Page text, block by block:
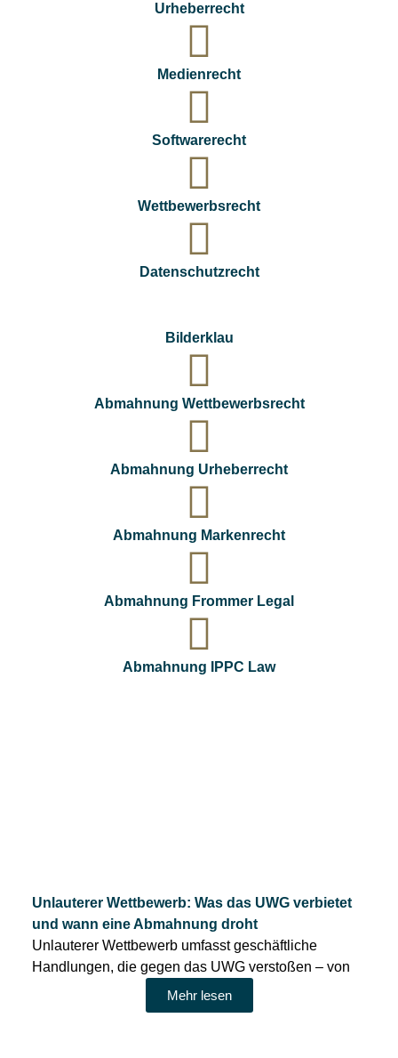
Urheberrecht
Medienrecht
Softwarerecht
Wettbewerbsrecht
Datenschutzrecht
Bilderklau
Abmahnung Wettbewerbsrecht
Abmahnung Urheberrecht
Abmahnung Markenrecht
Abmahnung Frommer Legal
Abmahnung IPPC Law
Unlauterer Wettbewerb: Was das UWG verbietet
und wann eine Abmahnung droht
Unlauterer Wettbewerb umfasst geschäftliche
Handlungen, die gegen das UWG verstoßen – von
Mehr lesen